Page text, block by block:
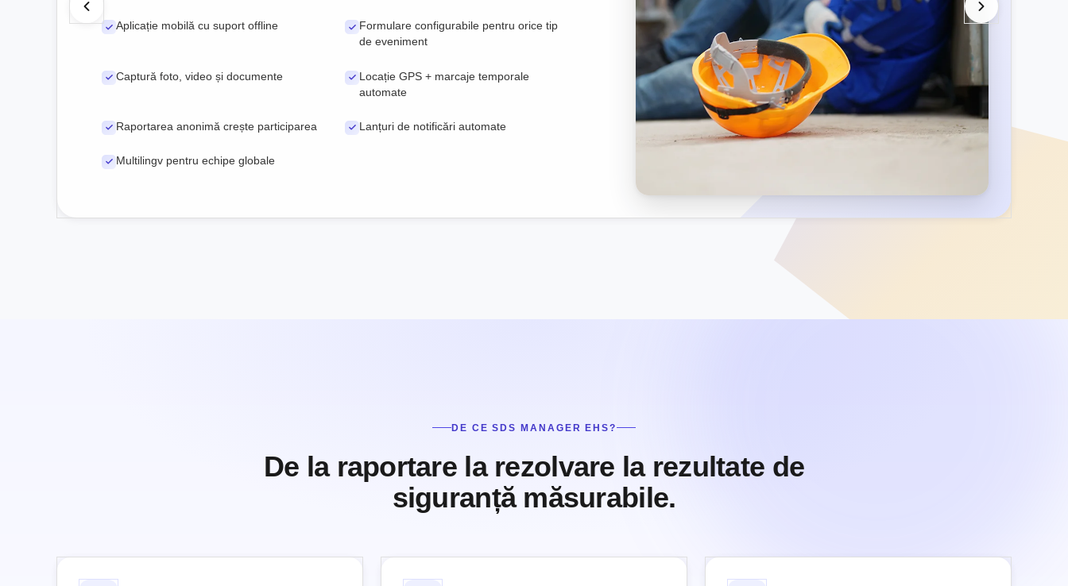
Aplicație mobilă cu suport offline
Formulare configurabile pentru orice tip
de eveniment
Captură foto, video și documente
Locație GPS + marcaje temporale
automate
Raportarea anonimă crește participarea Lanțuri de notificări automate
Multilingv pentru echipe globale
DE CE SDS MANAGER EHS?
De la raportare la rezolvare la rezultate de
siguranță măsurabile.